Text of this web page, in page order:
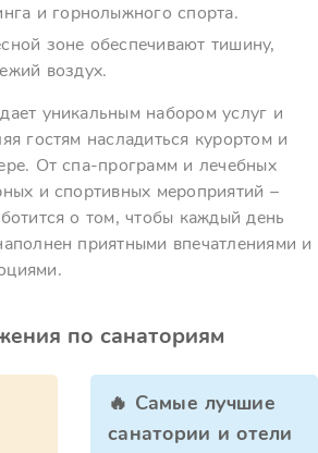
и горнолыжного спорта.
зоне обеспечивают тишину,
воздух.
уникальным набором услуг и
гостям насладиться курортом и
От спа-программ и лечебных
и спортивных мероприятий –
о том, чтобы каждый день
приятными впечатлениями и
по санаториям
🔥 Самые лучшие
санатории и отели